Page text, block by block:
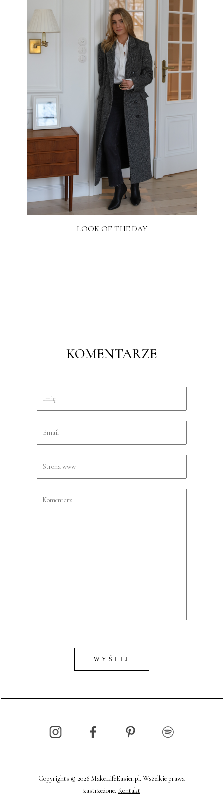
LOOK OF THE DAY
KOMENTARZE
Copyrights © 2026 MakeLifeEasier.pl. Wszelkie prawa
zastrzeżone. Kontakt